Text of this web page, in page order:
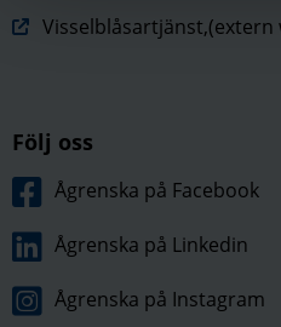
Följ oss
Ågrenska på Facebook
Ågrenska på Linkedin
Ågrenska på Instagram